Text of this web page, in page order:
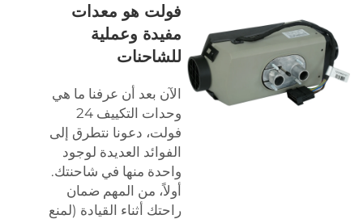
فولت هو معدات
مفيدة وعملية
للشاحنات
الآن بعد أن عرفنا ما هي
وحدات التكييف 24
فولت، دعونا نتطرق إلى
الفوائد العديدة لوجود
واحدة منها في شاحنتك.
أولاً، من المهم ضمان
راحتك أثناء القيادة (لمنع